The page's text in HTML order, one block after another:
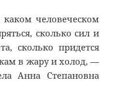
человеческом
сколько сил и
сколько придется
в жару и холод, —
Анна Степановна